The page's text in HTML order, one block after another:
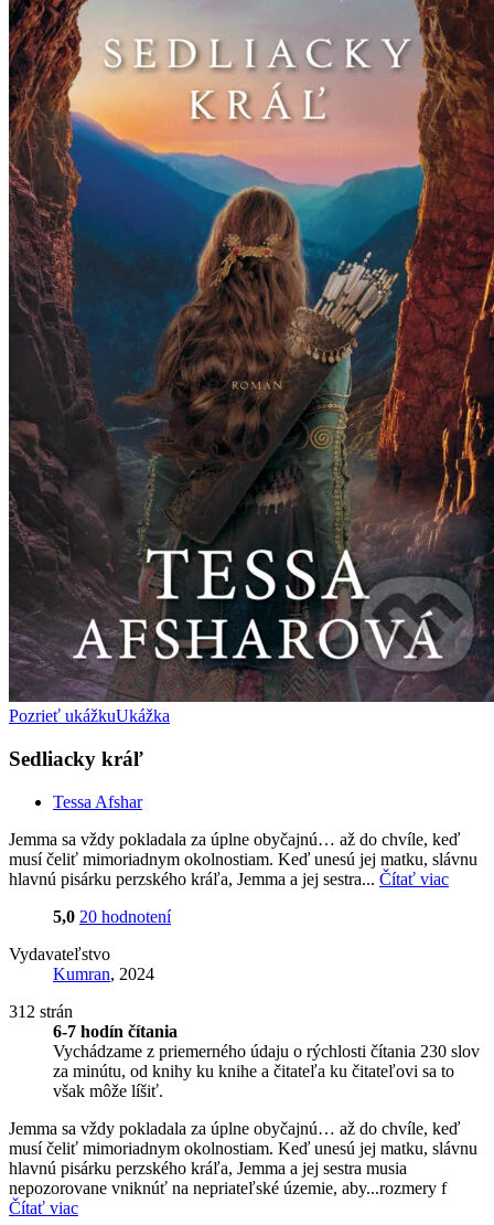
Pozrieť ukážkuUkážka
Sedliacky kráľ
Tessa Afshar
Jemma sa vždy pokladala za úplne obyčajnú… až do chvíle, keď
musí čeliť mimoriadnym okolnostiam. Keď unesú jej matku, slávnu
hlavnú pisárku perzského kráľa, Jemma a jej sestra... Čítať viac
5,0 20 hodnotení
Vydavateľstvo
Kumran, 2024
312 strán
6-7 hodín čítania
Vychádzame z priemerného údaju o rýchlosti čítania 230 slov
za minútu, od knihy ku knihe a čitateľa ku čitateľovi sa to
však môže líšiť.
Jemma sa vždy pokladala za úplne obyčajnú… až do chvíle, keď
musí čeliť mimoriadnym okolnostiam. Keď unesú jej matku, slávnu
hlavnú pisárku perzského kráľa, Jemma a jej sestra musia
nepozorovane vniknúť na nepriateľské územie, aby...rozmery f
Čítať viac